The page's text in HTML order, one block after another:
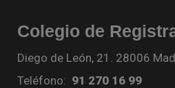
Colegio de
Diego de León, 21. 28006
Teléfono: 91 270 16 99